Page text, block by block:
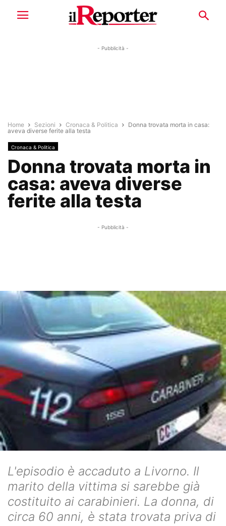
- Pubblicità -
Home Sezioni Cronaca & Politica
Donna trovata morta in casa:
aveva diverse ferite alla testa
Cronaca & Politica
Donna trovata morta in
casa: aveva diverse
ferite alla testa
- Pubblicità -
L'episodio è accaduto a Livorno. Il
marito della vittima si sarebbe già
costituito ai carabinieri. La donna, di
circa 60 anni, è stata trovata priva di